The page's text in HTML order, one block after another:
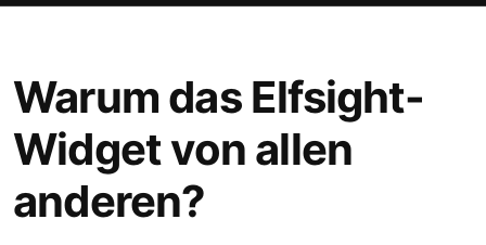
Warum das Elfsight-
Widget von allen
anderen?